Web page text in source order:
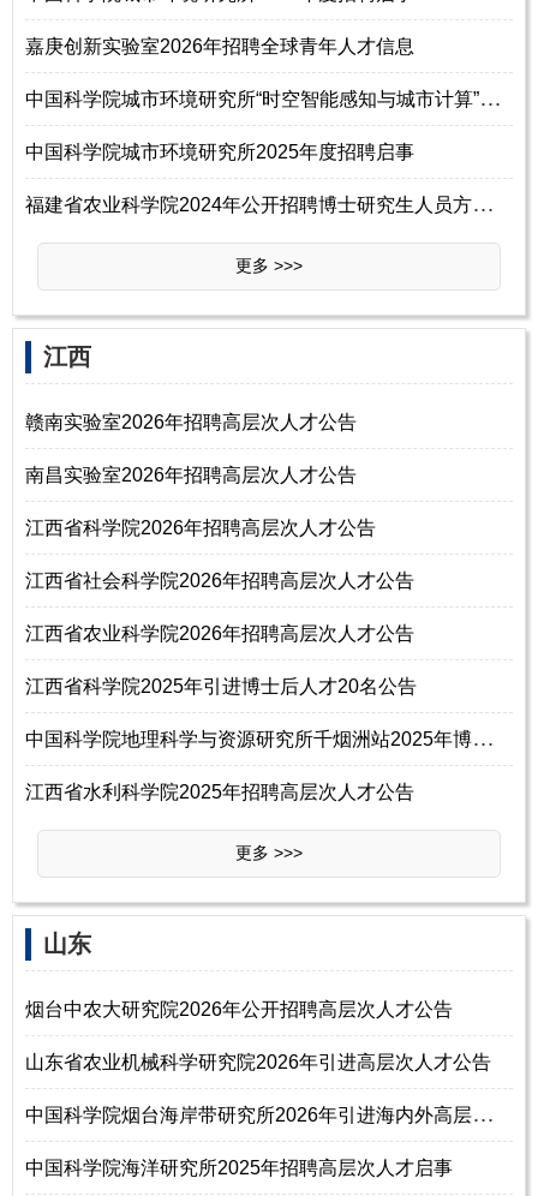
嘉庚创新实验室2026年招聘全球青年人才信息
中
国科学院城市环境研究所“时空智能感知与城市计算”创新团队2025年招聘副
中国科学院城市环境研究所2025年度招聘启事
福
建省农业科学院2024年公开招聘博士研究生人员方案（二）
更多 >>>
江西
赣南实验室2026年招聘高层次人才公告
南昌实验室2026年招聘高层次人才公告
江西省科学院2026年招聘高层次人才公告
江西省社会科学院2026年招聘高层次人才公告
江西省农业科学院2026年招聘高层次人才公告
江西省科学院2025年引进博士后人才20名公告
中
国科学院地理科学与资源研究所千烟洲站2025年博士后招聘启事
江西省水利科学院2025年招聘高层次人才公告
更多 >>>
山东
烟台中农大研究院2026年公开招聘高层次人才公告
山东省农业机械科学研究院2026年引进高层次人才公告
中
国科学院烟台海岸带研究所2026年引进海内外高层次人才公告
中国科学院海洋研究所2025年招聘高层次人才启事